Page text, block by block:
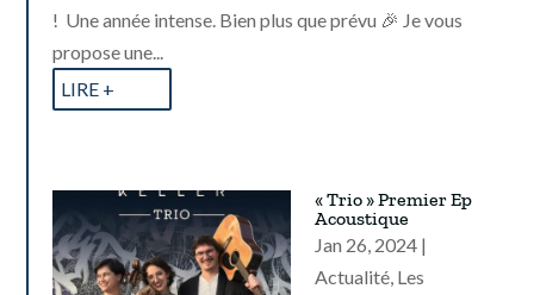
! Une année intense. Bien plus que prévu 🎉 Je vous
propose une...
LIRE +
« Trio » Premier Ep
Acoustique
Jan 26, 2024 |
Actualité, Les